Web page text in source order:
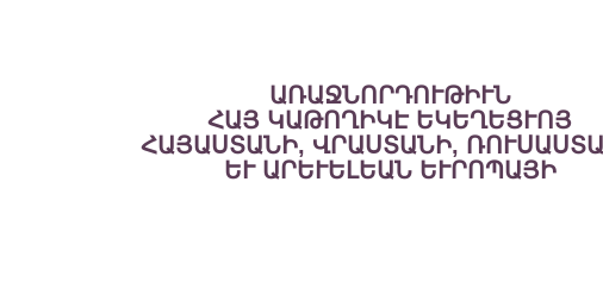
ԱՌԱՋՆՈՐԴՈՒԹԻՒՆ
ՀԱՅ ԿԱԹՈՂԻԿԷ ԵԿԵՂԵՑՒՈՅ
ՀԱՅԱՍՏԱՆԻ, ՎՐԱՍՏԱՆԻ,
ԵՒ ԱՐԵՒԵԼԵԱՆ ԵՒՐՈՊԱՅԻ